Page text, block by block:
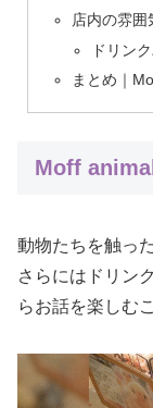
店内の雰囲
ドリン
まとめ｜
Moff
動物たちを触っ
さらにはドリン
らお話を楽しむ